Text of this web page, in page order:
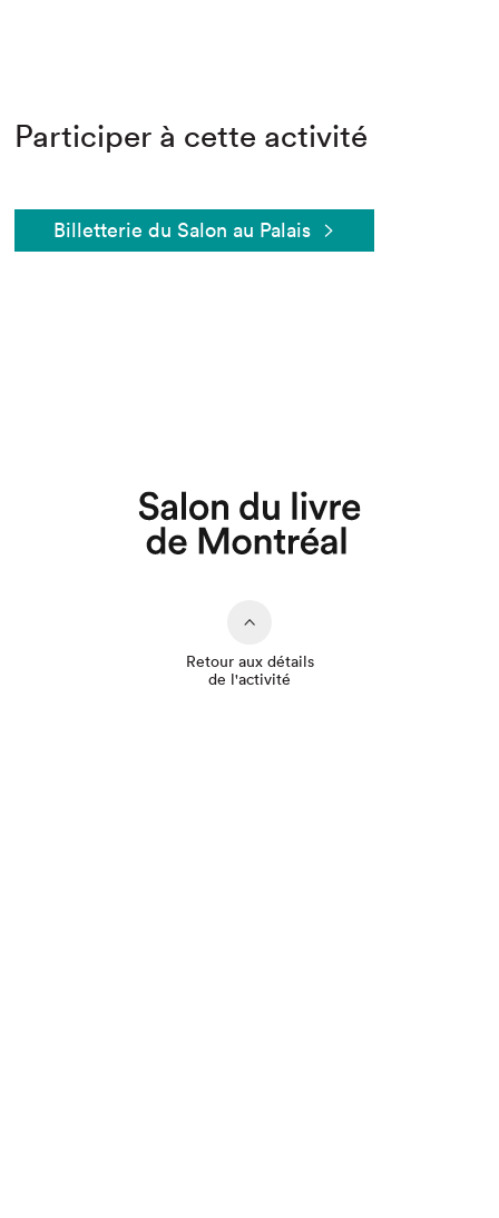
Participer à cette activité
Billetterie du Salon au Palais
Retour aux détails
de l'activité